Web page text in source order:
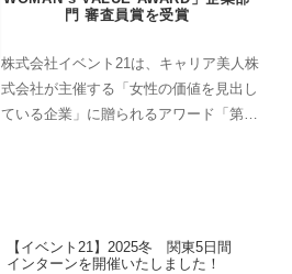
門 審査員賞を受賞
株式会社イベント21は、キャリア美人株
式会社が主催する「女性の価値を見出し
ている企業」に贈られるアワード「第四
【イベント21】2025冬 関東5日間
インターンを開催いたしました！